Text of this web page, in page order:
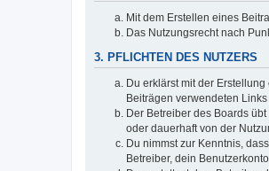
Mit dem Erstellen eines
Das Nutzungsrecht nach
3. PFLICHTEN DES NUTZERS
Du erklärst mit der
Beiträgen verwendeten
Der Betreiber des Boards
oder dauerhaft von der
Du nimmst zur Kenntnis,
Betreiber, dein